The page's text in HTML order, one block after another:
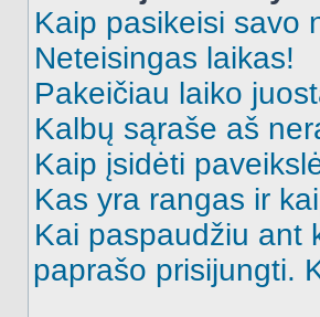
Kaip pasikeisi savo
Neteisingas laikas!
Pakeičiau laiko
Kalbų sąraše aš
Kaip įsidėti
Kas yra rangas ir
Kai paspaudžiu ant
paprašo prisijungti.